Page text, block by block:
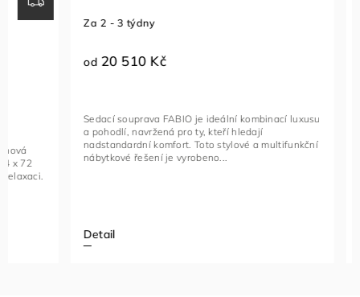
Za 2 - 3 týdny
20 510 Kč
Sedací souprava FABIO je ideální kombinací luxusu
a pohodlí, navržená pro ty, kteří hledají
nadstandardní komfort. Toto stylové a multifunkční
nábytkové řešení je vyrobeno...
Rohová
vybavený